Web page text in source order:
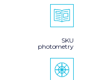
SKU
photometry